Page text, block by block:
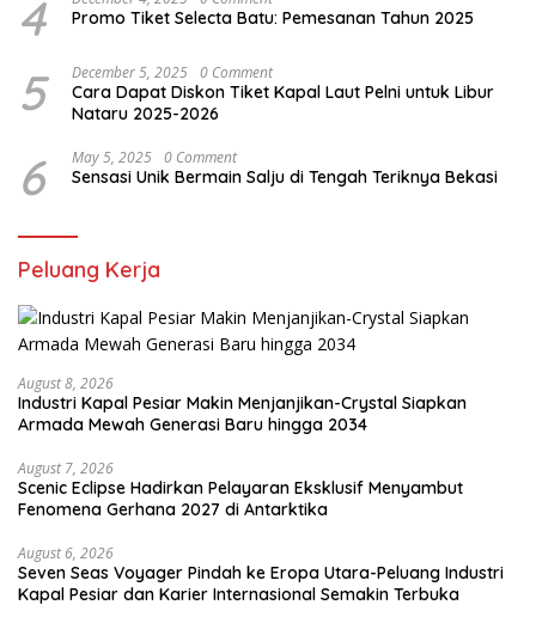
4 Promo Tiket Selecta Batu: Pemesanan Tahun 2025
5 December 5, 2025 0 Comment
Cara Dapat Diskon Tiket Kapal Laut Pelni untuk Libur
Nataru 2025-2026
6 May 5, 2025 0 Comment
Sensasi Unik Bermain Salju di Tengah Teriknya Bekasi
Peluang Kerja
August 8, 2026
Industri Kapal Pesiar Makin Menjanjikan-Crystal Siapkan
Armada Mewah Generasi Baru hingga 2034
August 7, 2026
Scenic Eclipse Hadirkan Pelayaran Eksklusif Menyambut
Fenomena Gerhana 2027 di Antarktika
August 6, 2026
Seven Seas Voyager Pindah ke Eropa Utara-Peluang Industri
Kapal Pesiar dan Karier Internasional Semakin Terbuka